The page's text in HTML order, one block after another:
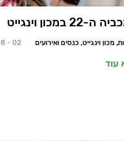
22 במכון וינגייט
מכון וינגייט, כנסים ואירועים 02 - 08 - 2026
עוד